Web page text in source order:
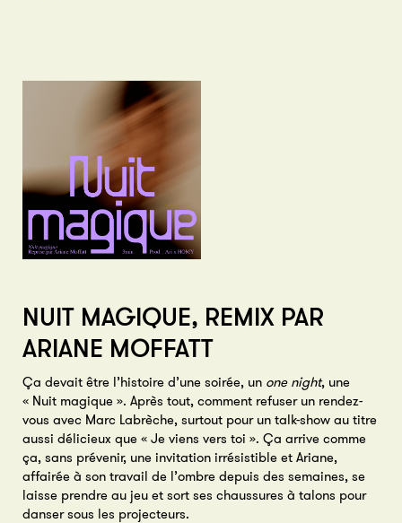
NUIT MAGIQUE, REMIX PAR
ARIANE MOFFATT
Ça devait être l’histoire d’une soirée, un one night, une
« Nuit magique ». Après tout, comment refuser un rendez-
vous avec Marc Labrèche, surtout pour un talk-show au titre
aussi délicieux que « Je viens vers toi ». Ça arrive comme
ça, sans prévenir, une invitation irrésistible et Ariane,
affairée à son travail de l’ombre depuis des semaines, se
laisse prendre au jeu et sort ses chaussures à talons pour
danser sous les projecteurs.